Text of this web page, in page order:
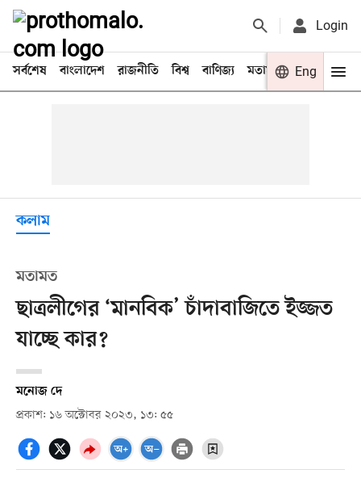
Login
সর্বশেষ বাংলাদেশ রাজনীতি বিশ্ব বাণিজ্য মতামত খেলা
Eng
কলাম
মতামত
ছাত্রলীগের ‘মানবিক’ চাঁদাবাজিতে ইজ্জত
যাচ্ছে কার?
মনোজ দে
প্রকাশ: ১৬ অক্টোবর ২০২৩, ১৩: ৫৫